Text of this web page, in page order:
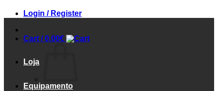
Login / Register
Cart /0.00€
Loja
Equipamento